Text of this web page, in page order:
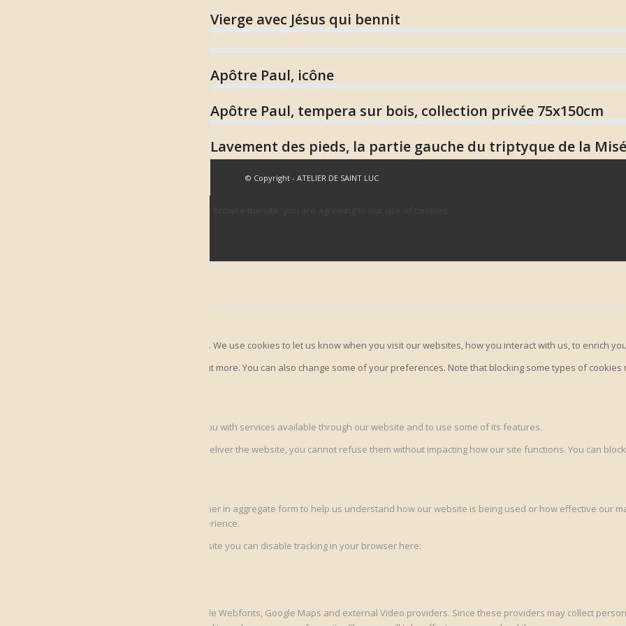
Vierge avec Jésus qui bennit
Apôtre Paul, icône
Apôtre Paul, tempera sur bois, collection privée 75x150cm
Lavement des pieds, la partie gauche du triptyque de la
© Copyright - ATELIER DE SAINT LUC
We may request cookies to be set on your device. We use cookies to let us know when you visit our websites, how you interact with us, to enrich
Click on the different category headings to find out more. You can also change some of your preferences. Note that blocking some types of
These cookies are strictly necessary to provide you with services available through our website and to use some of its features.
Because these cookies are strictly necessary to deliver the website, you cannot refuse them without impacting how our site functions. You can
These cookies collect information that is used either in aggregate form to help us understand how our website is being used or how effective our
application for you in order to enhance your experience.
If you do not want that we track your visist to our site you can disable tracking in your browser here:
We also use different external services like Google Webfonts, Google Maps and external Video providers. Since these providers may collect